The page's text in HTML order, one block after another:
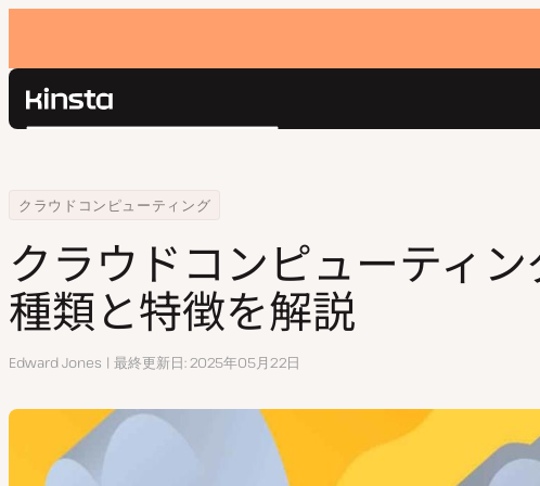
Kinsta®
価格設定
お問い合わせ
検
Home
リソースセンター
クラウドコンピューティング
クラウドコンピューティング入門｜種類と特徴を解説
クラウドコンピューティン
種類と特徴を解説
執
Edward Jones 最終更新日 2025年05月22日